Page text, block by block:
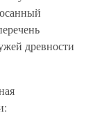
древности